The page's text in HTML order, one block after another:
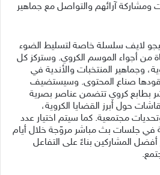
ومشاركة آرائهم والتواصل مع جماهير
لايف سلسلة خاصة لتسليط الضوء
من أجواء الموسم الكروي. وستركز كل
وجماهير المنتخبات والأندية في
يقودها صناع المحتوى. وسيستضيف
بطابع كروي تتضمن عناصر بصرية
حول أبرز القضايا الكروية،
مجتمعية. كما سيتم اختيار عدد
في جلسات بث مباشر مروّجة خلال أيام
أفضل المشاركين بناءً على التفاعل